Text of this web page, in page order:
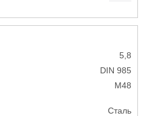
5,8
DIN 985
М48
Сталь